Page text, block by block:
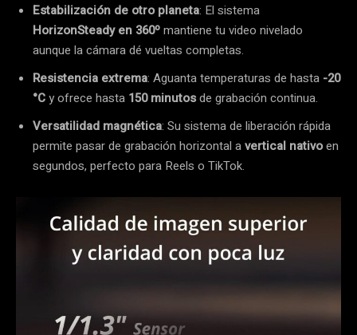
Estabilización de otro planeta: El sistema
HorizonSteady en 360ºmantiene tu video nivelado
aunque la cámara dé vueltas completas.
Resistencia extrema: Aguanta temperaturas de hasta -20
°Cy ofrece hasta 150 minutosde grabación continua.
Versatilidad magnética: Su sistema de liberación rápida
permite pasar de grabación horizontal avertical nativoen
segundos, perfecto para Reels o TikTok.